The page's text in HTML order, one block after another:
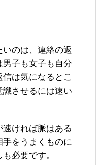
のは、連絡の返
子も女子も自分
は気になるとこ
させるには速い
ければ脈はある
をうまくものに
必要です。